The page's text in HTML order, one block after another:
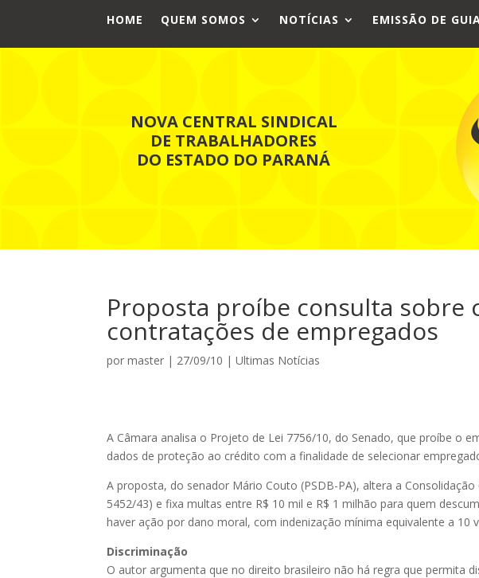
HOME QUEM SOMOS NOTÍCIAS EMISSÃO DE
NOVA CENTRAL SINDICAL
DE TRABALHADORES
DO ESTADO DO PARANÁ
Proposta proíbe consulta sobre
contratações de empregados
pormaster | 27/09/10 |Ultimas Notícias
A Câmara analisa o Projeto de Lei 7756/10, do Senado, que proíbe o
dados de proteção ao crédito com a finalidade de selecionar
A proposta, do senador Mário Couto (PSDB-PA), altera a
5452/43) e fixa multas entre R$ 10 mil e R$ 1 milhão para quem
haver ação por dano moral, com indenização mínima equivalente a
Discriminação
O autor argumenta que no direito brasileiro não há regra que permita